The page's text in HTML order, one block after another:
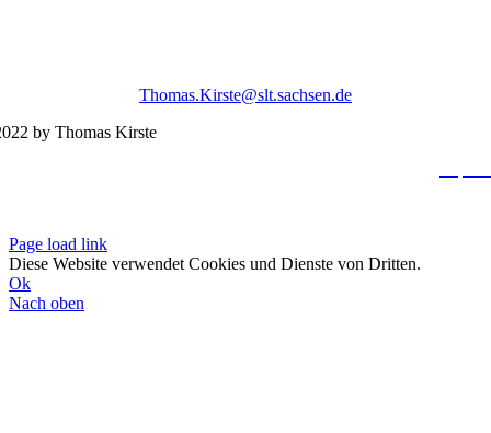
Thomas.Kirste@slt.sachsen.de
by Thomas Kirste
Page load link
Diese Website verwendet Cookies und Dienste von Dritten.
Ok
Nach oben